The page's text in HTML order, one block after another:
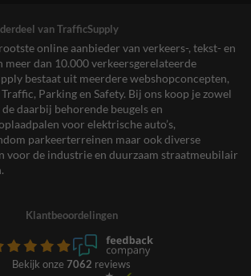
van TrafficSupply
online aanbieder van verkeers-, tekst- en
dan 10.000 verkeersgerelateerde
bestaat uit meerdere webshopconcepten,
Parking en Safety. Bij ons koop je zowel
daarbij behorende beugels en
voor elektrische auto’s,
parkeerterreinen maar ook diverse
voor de industrie en duurzaam straatmeubilair
Klantbeoordelingen
Bekijk onze 7062 reviews